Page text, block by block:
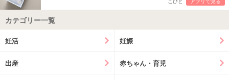
カテゴリー一覧
妊活 妊娠
出産 赤ちゃん・育児